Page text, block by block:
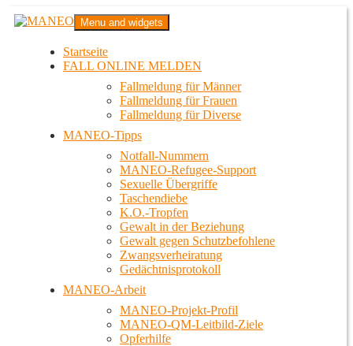
Zum
InhaltMANEO
Das schwule Anti-Gewalt-Projekt in Berlin
Menu and widgets
Startseite
FALL ONLINE MELDEN
Fallmeldung für Männer
Fallmeldung für Frauen
Fallmeldung für Diverse
MANEO-Tipps
Notfall-Nummern
MANEO-Refugee-Support
Sexuelle Übergriffe
Taschendiebe
K.O.-Tropfen
Gewalt in der Beziehung
Gewalt gegen Schutzbefohlene
Zwangsverheiratung
Gedächtnisprotokoll
MANEO-Arbeit
MANEO-Projekt-Profil
MANEO-QM-Leitbild-Ziele
Opferhilfe